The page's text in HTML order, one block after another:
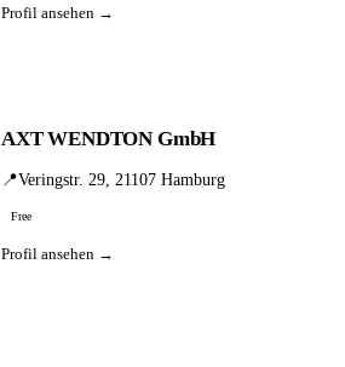
Profil ansehen →
AXT WENDTON GmbH
📍Veringstr. 29, 21107 Hamburg
Free
Profil ansehen →